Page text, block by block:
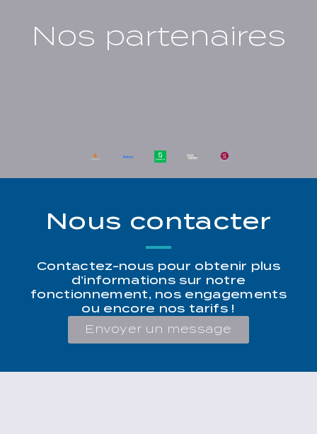
Nos partenaires
Nous contacter
Contactez-nous pour obtenir plus
d’informations sur notre
fonctionnement, nos engagements
ou encore nos tarifs !
Envoyer un message